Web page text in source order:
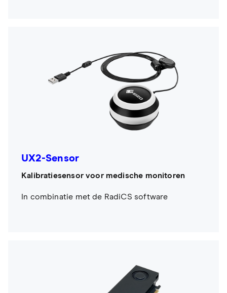
UX2-Sensor
Kalibratiesensor voor medische monitoren
In combinatie met de RadiCS software